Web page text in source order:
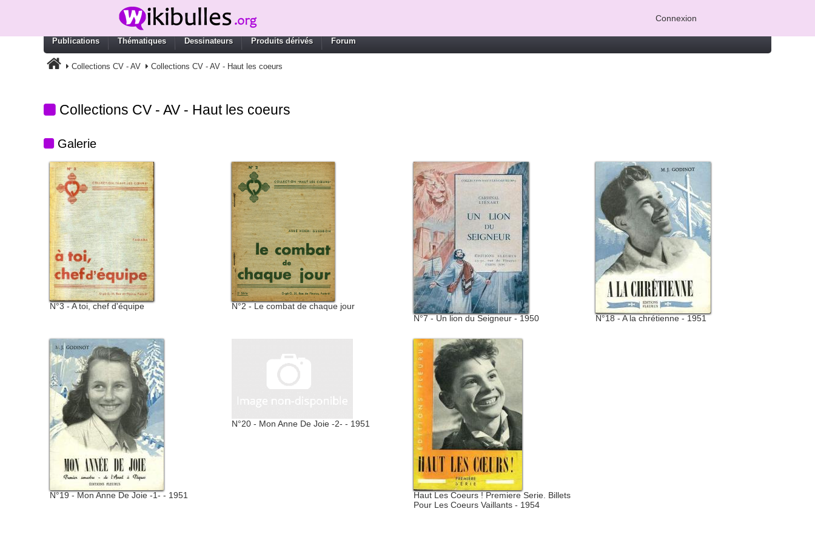
Connexion
Publications Thématiques Dessinateurs Produits dérivés Forum
Collections CV - AV Collections CV - AV - Haut les coeurs
Collections CV - AV - Haut les coeurs
Galerie
N°3 - A toi, chef d'équipe
N°2 - Le combat de chaque jour
N°7 - Un lion du Seigneur - 1950
N°18 - A la chrétienne - 1951
N°19 - Mon Anne De Joie -1- - 1951
N°20 - Mon Anne De Joie -2- - 1951
Haut Les Coeurs ! Premiere Serie. Billets
Pour Les Coeurs Vaillants - 1954